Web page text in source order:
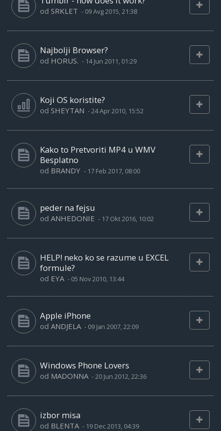
od SRKLET - 09 Avg 2015, 21:38
Najbolji Browser?
od HORUS. - 14 Jun 2011, 01:29
Koji OS koristite?
od SHEYTAN -24 Apr 2010, 15:52
Kako to Pretvoriti MP4 u WMV
Besplatno
od BRANDY - 17 Feb 2017, 08:00
peder na fejsu
od ANHEDONIE - 17 Okt 2016, 10:02
HELP! neko ko se razume u EXCEL
formule?
od EYA - 05 Nov 2010, 13:44
Apple iPhone
od ANDJELA - 09 Jan 2007, 22:09
Windows Phone Lovers
od MADONNA -20 Jun 2012, 22:36
izbor misa
od BLENTA - 19 Dec 2013, 04:39